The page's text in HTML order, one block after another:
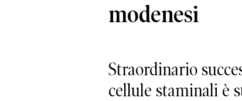
modenesi
Straordinario
cellule staminali è